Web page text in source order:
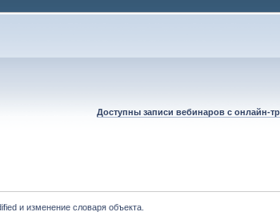
Доступны записи вебинаров с онлайн-
и изменение словаря объекта.